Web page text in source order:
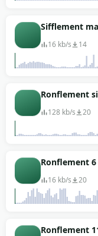
Sifflement
16 kb/s 14
Ronflement
128 kb/s 20
Ronflement 6
16 kb/s 20
Ronflement